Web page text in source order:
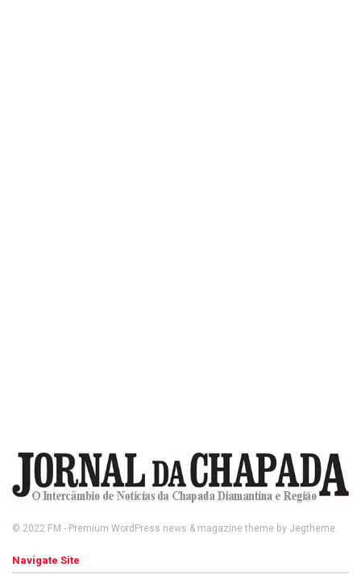
© 2022 FM - Premium WordPress news & magazine theme by Jegtheme.
Navigate Site